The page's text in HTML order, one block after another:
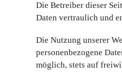
Die Betreiber dieser
Daten vertraulich und
Die Nutzung unserer
personenbezogene
möglich, stets auf